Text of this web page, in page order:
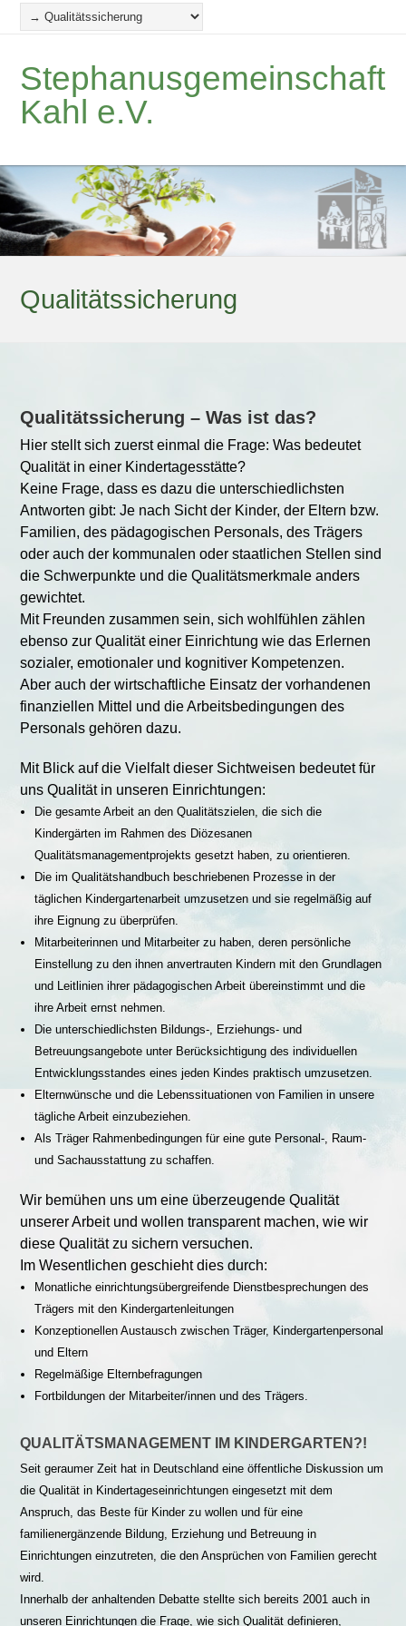
Stephanusgemeinschaft
Kahl e.V.
Qualitätssicherung
Qualitätssicherung – Was ist das?
Hier stellt sich zuerst einmal die Frage: Was bedeutet
Qualität in einer Kindertagesstätte?
Keine Frage, dass es dazu die unterschiedlichsten
Antworten gibt: Je nach Sicht der Kinder, der Eltern bzw.
Familien, des pädagogischen Personals, des Trägers
oder auch der kommunalen oder staatlichen Stellen sind
die Schwerpunkte und die Qualitätsmerkmale anders
gewichtet.
Mit Freunden zusammen sein, sich wohlfühlen zählen
ebenso zur Qualität einer Einrichtung wie das Erlernen
sozialer, emotionaler und kognitiver Kompetenzen.
Aber auch der wirtschaftliche Einsatz der vorhandenen
finanziellen Mittel und die Arbeitsbedingungen des
Personals gehören dazu.
Mit Blick auf die Vielfalt dieser Sichtweisen bedeutet für
uns Qualität in unseren Einrichtungen:
Die gesamte Arbeit an den Qualitätszielen, die sich die
Kindergärten im Rahmen des Diözesanen
Qualitätsmanagementprojekts gesetzt haben, zu orientieren.
Die im Qualitätshandbuch beschriebenen Prozesse in der
täglichen Kindergartenarbeit umzusetzen und sie regelmäßig auf
ihre Eignung zu überprüfen.
Mitarbeiterinnen und Mitarbeiter zu haben, deren persönliche
Einstellung zu den ihnen anvertrauten Kindern mit den Grundlagen
und Leitlinien ihrer pädagogischen Arbeit übereinstimmt und die
ihre Arbeit ernst nehmen.
Die unterschiedlichsten Bildungs-, Erziehungs- und
Betreuungsangebote unter Berücksichtigung des individuellen
Entwicklungsstandes eines jeden Kindes praktisch umzusetzen.
Elternwünsche und die Lebenssituationen von Familien in unsere
tägliche Arbeit einzubeziehen.
Als Träger Rahmenbedingungen für eine gute Personal-, Raum-
und Sachausstattung zu schaffen.
Wir bemühen uns um eine überzeugende Qualität
unserer Arbeit und wollen transparent machen, wie wir
diese Qualität zu sichern versuchen.
Im Wesentlichen geschieht dies durch:
Monatliche einrichtungsübergreifende Dienstbesprechungen des
Trägers mit den Kindergartenleitungen
Konzeptionellen Austausch zwischen Träger, Kindergartenpersonal
und Eltern
Regelmäßige Elternbefragungen
Fortbildungen der Mitarbeiter/innen und des Trägers.
QUALITÄTSMANAGEMENT IM KINDERGARTEN?!
Seit geraumer Zeit hat in Deutschland eine öffentliche Diskussion um
die Qualität in Kindertageseinrichtungen eingesetzt mit dem
Anspruch, das Beste für Kinder zu wollen und für eine
familienergänzende Bildung, Erziehung und Betreuung in
Einrichtungen einzutreten, die den Ansprüchen von Familien gerecht
wird.
Innerhalb der anhaltenden Debatte stellte sich bereits 2001 auch in
unseren Einrichtungen die Frage, wie sich Qualität definieren,